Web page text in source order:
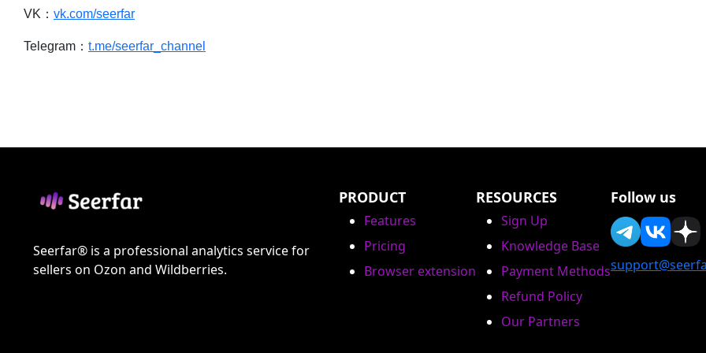
VK： vk.com/seerfar
Telegram： t.me/seerfar_channel
Seerfar® is a professional analytics service for
sellers on Ozon and Wildberries.
PRODUCT
Features
Pricing
Browser extension
RESOURCES
Sign Up
Knowledge Base
Payment Methods
Refund Policy
Our Partners
Follow us